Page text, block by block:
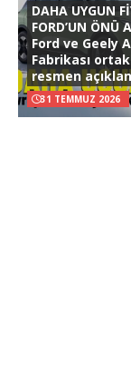
DAHA UYGUN
FORD’UN ÖNÜ
Ford ve Geely
Fabrikası
resmen
31 TEMMUZ 2026